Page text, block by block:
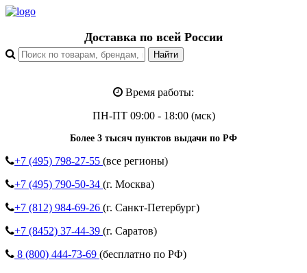
Доставка по всей России
Время работы:
ПН-ПТ 09:00 - 18:00 (мск)
Более 3 тысяч пунктов выдачи по РФ
+7 (495) 798-27-55 (все регионы)
+7 (495) 790-50-34 (г. Москва)
+7 (812) 984-69-26 (г. Санкт-Петербург)
+7 (8452) 37-44-39 (г. Саратов)
8 (800) 444-73-69 (бесплатно по РФ)